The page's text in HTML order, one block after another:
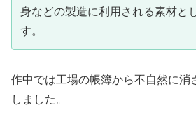
身などの製造に利用される素材と
す。
作中では工場の帳簿から不自然に消
しました。